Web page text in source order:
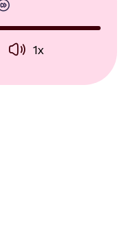
1x